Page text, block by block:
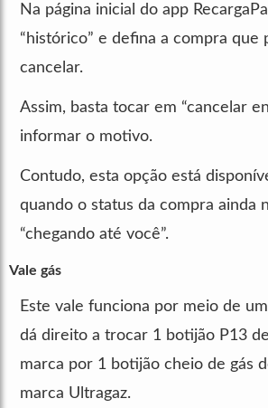
Na página inicial do app
“histórico” e defina a compra que
cancelar.
Assim, basta tocar em “cancelar
informar o motivo.
Contudo, esta opção está
quando o status da compra ainda
“chegando até você”.
Vale gás
Este vale funciona por meio de
dá direito a trocar 1 botijão P13
marca por 1 botijão cheio de gás
marca Ultragaz.